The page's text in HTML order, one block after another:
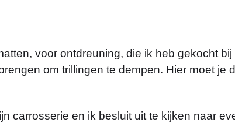
voor ontdreuning, die ik heb gekocht
om trillingen te dempen. Hier moet je
carrosserie en ik besluit uit te kijken naar